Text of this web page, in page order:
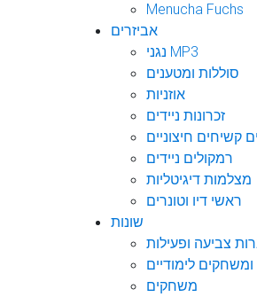
Menucha Fuchs
אביזרים
נגני MP3
סוללות ומטענים
אוזניות
זכרונות ניידים
קשיחים חיצוניים
רמקולים ניידים
מצלמות דיגיטליות
ראשי דיו וטונרים
שונות
צביעה ופעילות
לימודיים
משחקים